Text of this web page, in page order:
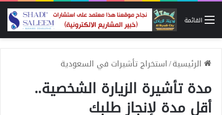
القائمة
الرئيسية/استخراج تأشيرات في السعودية
مدة تأشيرة الزيارة الشخصية..
أقل مدة لإنجاز طلبك